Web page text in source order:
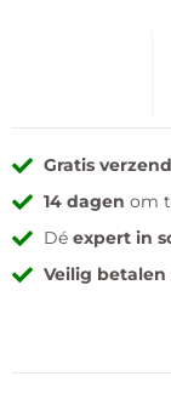
Gratis
14 dagen om
Déexpert in
Veilig betalen